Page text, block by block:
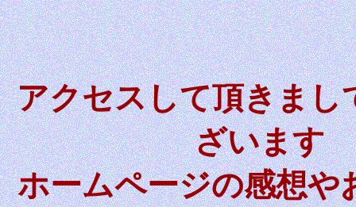
アクセスして頂きまし
ざいます
ホームページの感想や